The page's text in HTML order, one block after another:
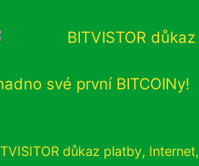
své první BITCOINy!
důkaz platby, Internet,